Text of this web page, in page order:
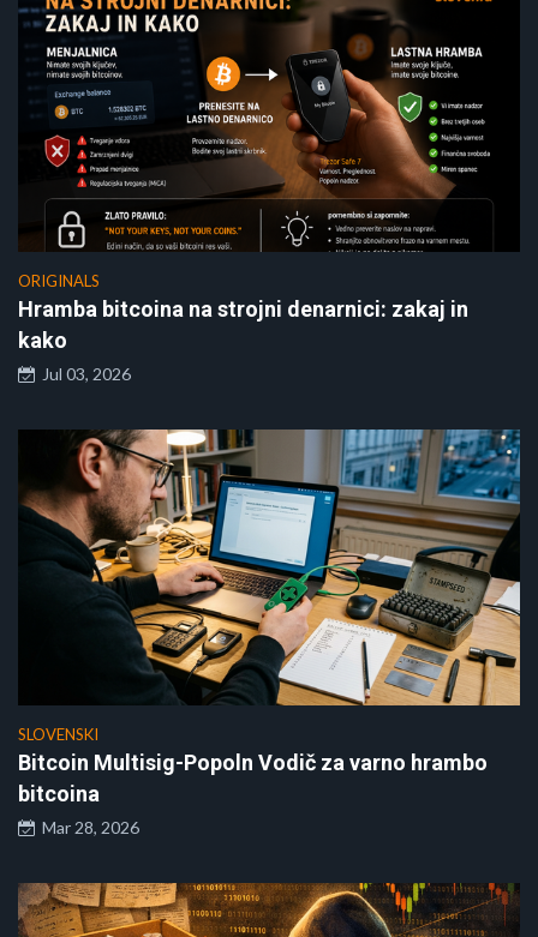
ORIGINALS
Hramba bitcoina na strojni denarnici: zakaj in
kako
Jul 03, 2026
SLOVENSKI
Bitcoin Multisig-Popoln Vodič za varno hrambo
bitcoina
Mar 28, 2026